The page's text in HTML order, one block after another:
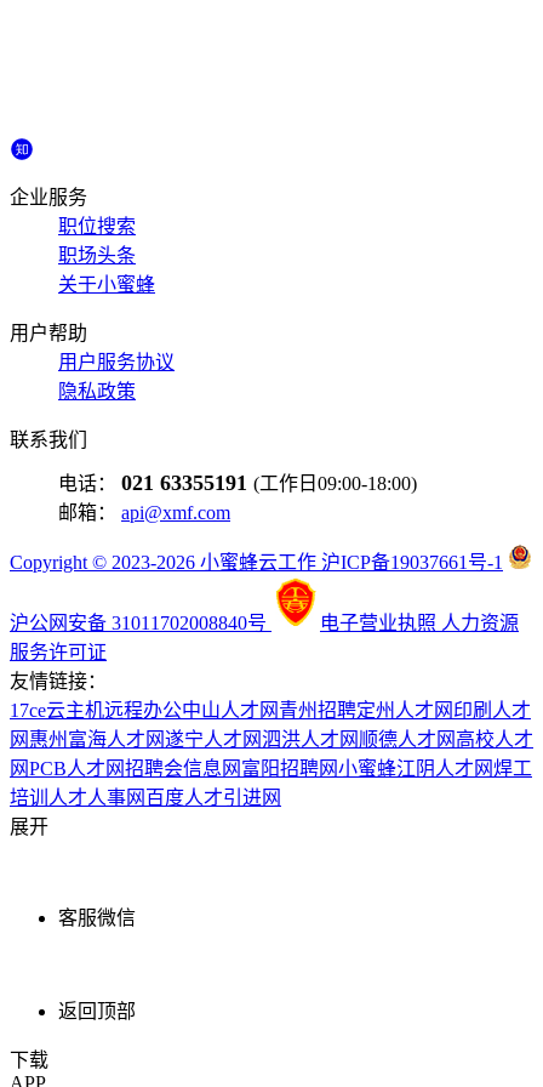
企业服务
职位搜索
职场头条
关于小蜜蜂
用户帮助
用户服务协议
隐私政策
联系我们
电话： 021 63355191 (工作日09:00-18:00)
邮箱： api@xmf.com
Copyright © 2023-2026 小蜜蜂云工作 沪ICP备19037661号-1
沪公网安备 31011702008840号 电子营业执照 人力资源
服务许可证
友情链接：
17ce云主机远程办公中山人才网 青州招聘定州人才网 印刷人才
网 惠州富海人才网遂宁人才网泗洪人才网 顺德人才网 高校人才
网PCB人才网招聘会信息网 富阳招聘网小蜜蜂江阴人才网焊工
培训 人才人事网 百度人才引进网
展开
客服微信
返回顶部
下载
APP